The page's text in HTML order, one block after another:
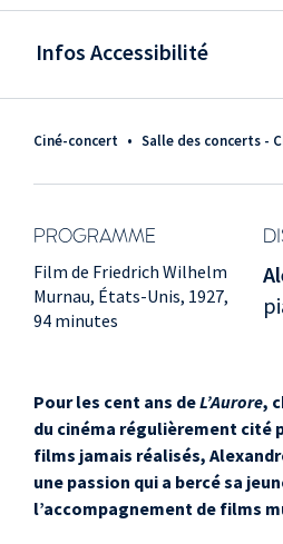
Ciné-concert • Salle des concerts -
PROGRAMME
Film de Friedrich Wilhelm
Murnau, États-Unis, 1927,
94 minutes
Pour les cent ans deL’Aurore,
du cinéma régulièrement cité
films jamais réalisés,
une passion qui a bercé sa
l’accompagnement de films
Infos Accessibilité